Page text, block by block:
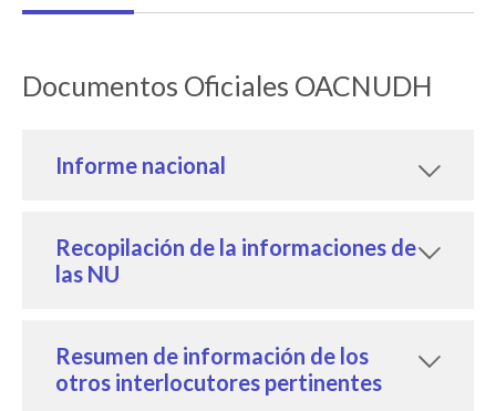
Documentos Oficiales OACNUDH
Informe nacional
Recopilación de la informaciones de
las NU
Resumen de información de los
otros interlocutores pertinentes